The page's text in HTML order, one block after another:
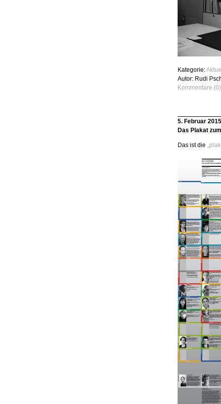
Kategorie:
Autor: Rudi
Kommentare (0)
5. Februar 2015
Das Plakat
Das ist die